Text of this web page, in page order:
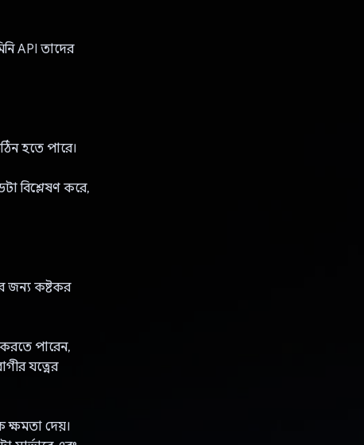
API তাদের
হতে পারে।
বিশ্লেষণ করে,
জন্য কষ্টকর
পারেন,
যত্নের
দেয়।